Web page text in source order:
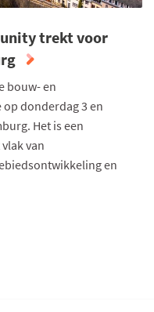
trekt voor
bouw- en
donderdag 3 en
Het is een
van
en